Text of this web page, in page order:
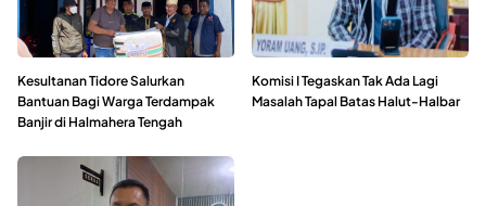
Kesultanan Tidore Salurkan
Bantuan Bagi Warga Terdampak
Banjir di Halmahera Tengah
Komisi I Tegaskan Tak Ada Lagi
Masalah Tapal Batas Halut-Halbar